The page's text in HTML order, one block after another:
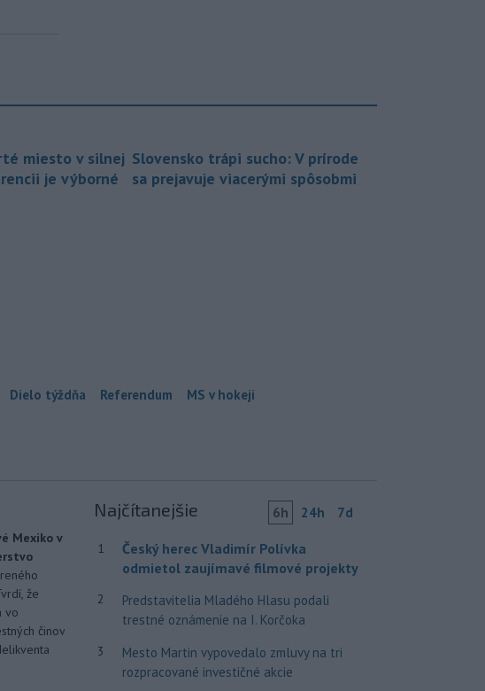
miesto v silnej
je výborné
Slovensko trápi sucho: V prírode
sa prejavuje viacerými spôsobmi
Dielo týždňa Referendum MS v hokeji
Mexiko v
že
vo
činov
Najčítanejšie 6h 24h 7d
1
Český herec Vladimír Polívka
odmietol zaujímavé filmové projekty
2
Predstavitelia Mladého Hlasu podali
trestné oznámenie na I. Korčoka
3
Mesto Martin vypovedalo zmluvy na tri
rozpracované investičné akcie